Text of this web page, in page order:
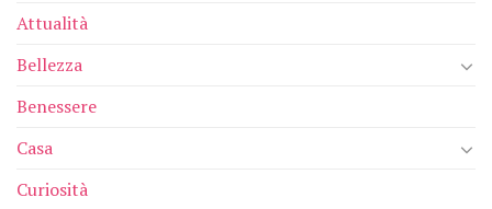
Attualità
Bellezza
Benessere
Casa
Curiosità